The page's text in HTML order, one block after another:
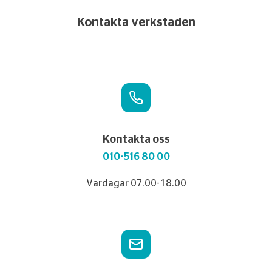
Kontakta verkstaden
Kontakta oss
010-516 80 00
Vardagar 07.00-18.00